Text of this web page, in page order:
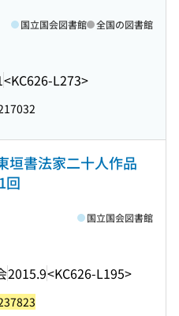
<KC626-L273>
国立国会図書館 全国の図書館
垣書法家二十人作品
回
2015.9<KC626-L195>
国立国会図書館